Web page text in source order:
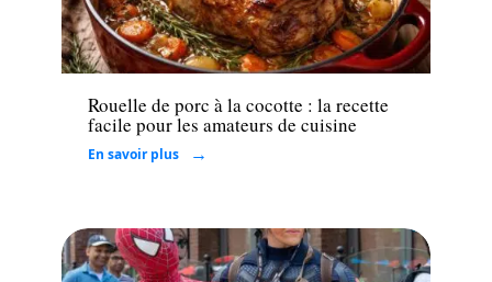
Loisirs
Rouelle de porc à la cocotte : la recette
facile pour les amateurs de cuisine
En savoir plus